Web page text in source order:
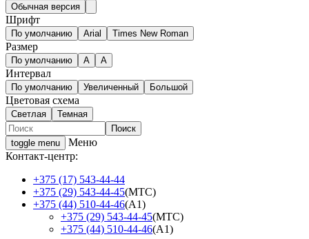
Обычная версия
Шрифт
По умолчанию Arial Times New Roman
Размер
По умолчанию A A
Интервал
По умолчанию Увеличенный Большой
Цветовая схема
Светлая Темная
toggle menu
Меню
Контакт-центр:
+375 (17) 543-44-44
+375 (29) 543-44-45(МТС)
+375 (44) 510-44-46(А1)
+375 (29) 543-44-45(МТС)
+375 (44) 510-44-46(А1)